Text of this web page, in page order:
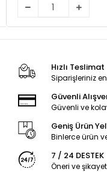
Hızlı Teslimat
Siparişleriniz
Güvenli
Güvenli ve
Geniş Ürün
Binlerce ürün
7 / 24 DESTEK
Öneri ve